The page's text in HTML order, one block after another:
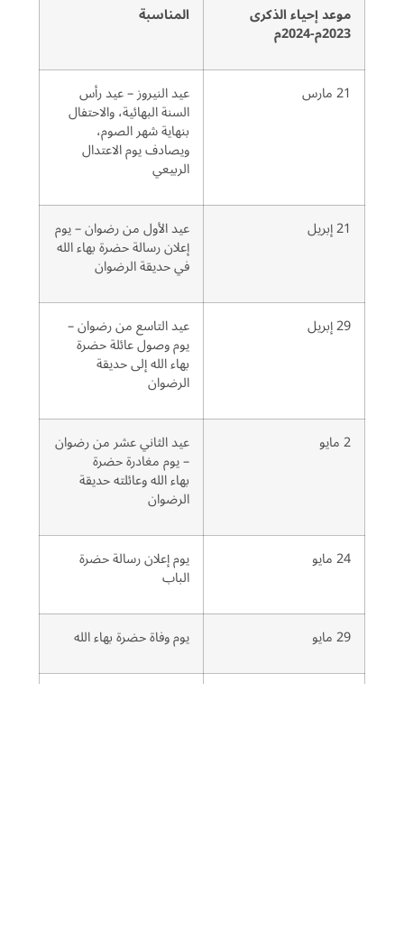
موعد إحياء الذكرى
2023م-2024م
المناسبة
21 مارس عيد النيروز – عيد رأس
السنة البهائية، والاحتفال
بنهاية شهر الصوم،
ويصادف يوم الاعتدال
الربيعي
21 إبريل عيد الأول من رضوان – يوم
إعلان رسالة حضرة بهاء الله
في حديقة الرضوان
29 إبريل عيد التاسع من رضوان –
يوم وصول عائلة حضرة
بهاء الله إلى حديقة
الرضوان
2 مايو عيد الثاني عشر من رضوان
– يوم مغادرة حضرة
بهاء الله وعائلته حديقة
الرضوان
24 مايو يوم إعلان رسالة حضرة
الباب
29 مايو يوم وفاة حضرة بهاء الله